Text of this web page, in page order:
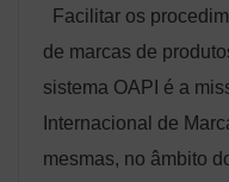
Facilitar os
de marcas de
sistema OAPI é a
Internacional de
mesmas, no âmbito